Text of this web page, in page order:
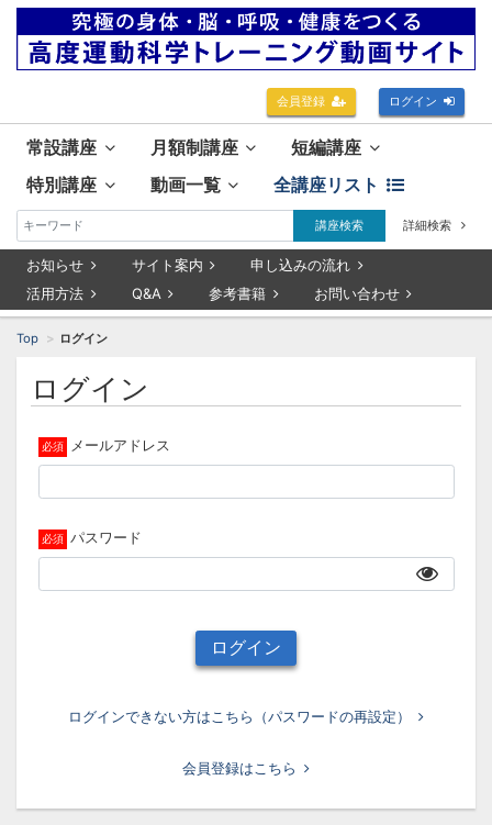
会員登録 ログイン
常設講座 月額制講座
短編講座
特別講座
動画一覧 全講座リスト
講座検索 詳細検索
お知らせ サイト案内
申し込みの流れ
活用方法
Q&A 参考書籍 お問い合わせ
Top ログイン
ログイン
メールアドレス
パスワード
ログイン
ログインできない方はこちら（パスワードの再設定）
会員登録はこちら